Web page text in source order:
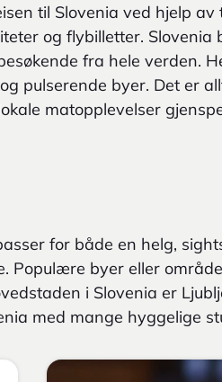
til Slovenia ved hjelp av
og flybilletter. Slovenia
fra hele verden.
pulserende byer. Det er
matopplevelser
for både en helg,
Populære byer eller
i Slovenia er
med mange hyggelige